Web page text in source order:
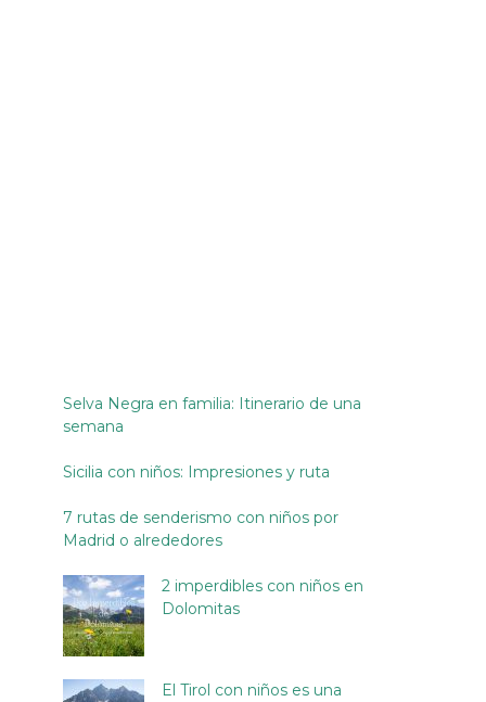
Selva Negra en familia: Itinerario de una
semana
Sicilia con niños: Impresiones y ruta
7 rutas de senderismo con niños por
Madrid o alrededores
2 imperdibles con niños en
Dolomitas
El Tirol con niños es una